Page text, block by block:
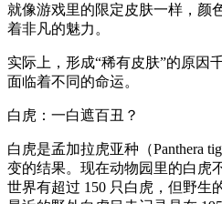
就像游戏里的限定皮肤一样，颜
着非凡的魅力。
实际上，形成“稀有皮肤”的原因
面临着不同的命运。
白虎：一白遮百丑？
白虎是孟加拉虎亚种（Panthera
变的结果。现在动物园里的白虎
世界有超过 150 只白虎，但野生